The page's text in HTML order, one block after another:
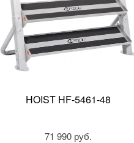
HOIST HF-5461-48
71 990 руб.